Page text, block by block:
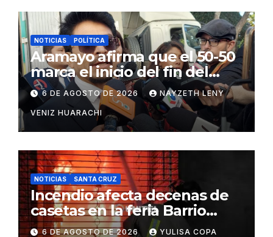
NOTICIAS POLÍTICA
Aramayo afirma que el 50-50
marca el inicio del fin del
Estado centralista
6 DE AGOSTO DE 2026 NAYZETH LENY
VENIZ HUARACHI
NOTICIAS SANTA CRUZ
Incendio afecta decenas de
casetas en la feria Barrio
Lindo de Santa Cruz
6 DE AGOSTO DE 2026 YULISA COPA